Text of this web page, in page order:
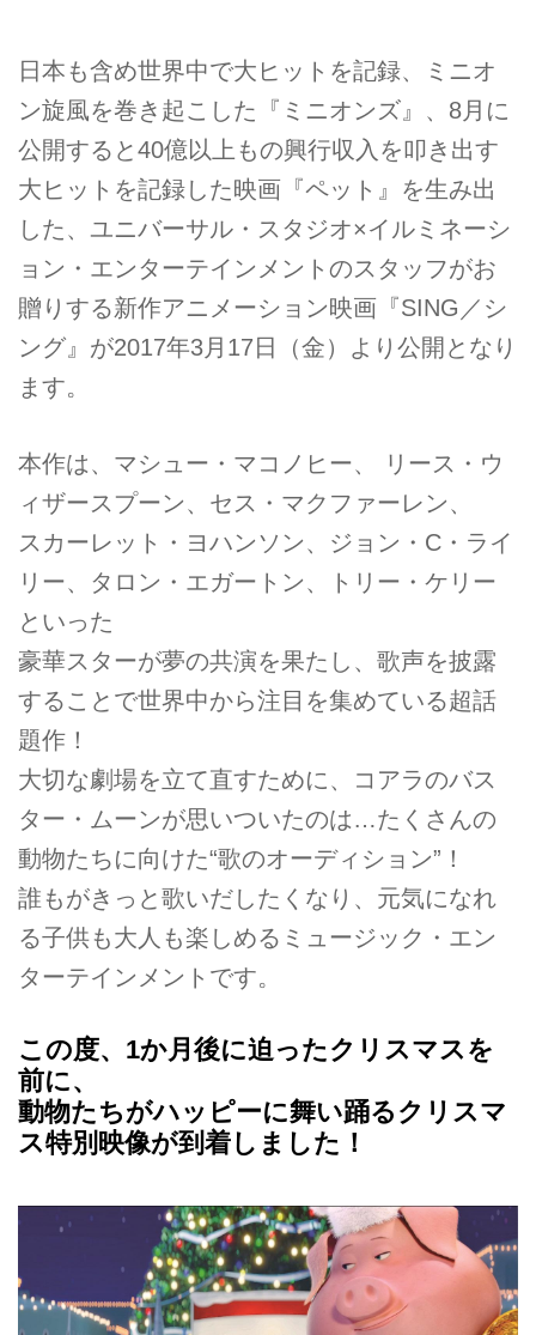
日本も含め世界中で大ヒットを記録、ミニオ
ン旋風を巻き起こした『ミニオンズ』、8月に
公開すると40億以上もの興行収入を叩き出す
大ヒットを記録した映画『ペット』を生み出
した、ユニバーサル・スタジオ×イルミネーシ
ョン・エンターテインメントのスタッフがお
贈りする新作アニメーション映画『SING／シ
ング』が2017年3月17日（金）より公開となり
ます。
本作は、マシュー・マコノヒー、 リース・ウ
ィザースプーン、セス・マクファーレン、
スカーレット・ヨハンソン、ジョン・C・ライ
リー、タロン・エガートン、トリー・ケリー
といった
豪華スターが夢の共演を果たし、歌声を披露
することで世界中から注目を集めている超話
題作！
大切な劇場を立て直すために、コアラのバス
ター・ムーンが思いついたのは…たくさんの
動物たちに向けた“歌のオーディション”！
誰もがきっと歌いだしたくなり、元気になれ
る子供も大人も楽しめるミュージック・エン
ターテインメントです。
この度、1か月後に迫ったクリスマスを
前に、
動物たちがハッピーに舞い踊るクリスマ
ス特別映像が到着しました！